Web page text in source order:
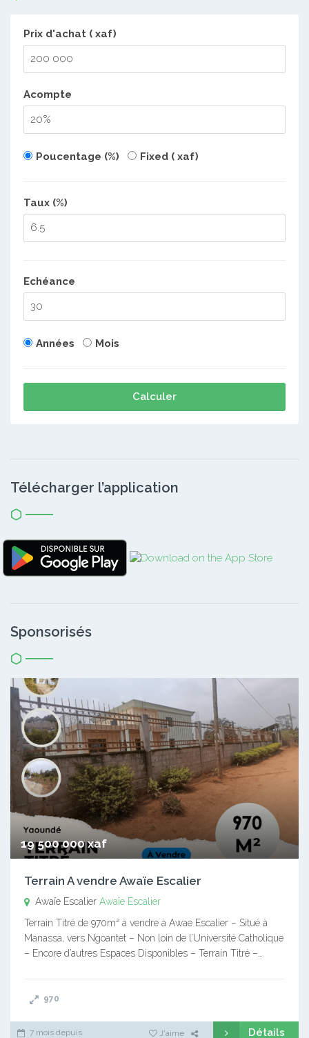
Prix d'achat ( xaf)
Acompte
Poucentage (%) Fixed ( xaf)
Taux (%)
Echéance
Années Mois
Calculer
Télécharger l’application
Sponsorisés
19 500 000 xaf
Terrain A vendre Awaïe Escalier
Awaïe Escalier Awaïe Escalier
Terrain Titré de 970m² à vendre à Awae Escalier – Situé à
Manassa, vers Ngoantet – Non loin de l’Université Catholique
– Encore d’autres Espaces Disponibles – Terrain Titré –…
970
7 mois depuis J'aime Détails